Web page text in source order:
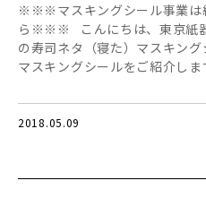
※※※マスキングシール事業は
ら※※※ こんにちは、東京紙
の寿司ネタ（寝た）マスキン
マスキングシールをご紹介し
2018.05.09